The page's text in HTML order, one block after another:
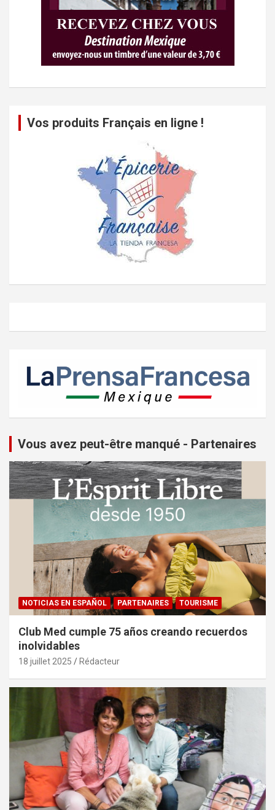
Vos produits Français en ligne !
Vous avez peut-être manqué - Partenaires
NOTICIAS EN ESPAÑOL PARTENAIRES TOURISME
Club Med cumple 75 años creando recuerdos
inolvidables
18 juillet 2025 Rédacteur